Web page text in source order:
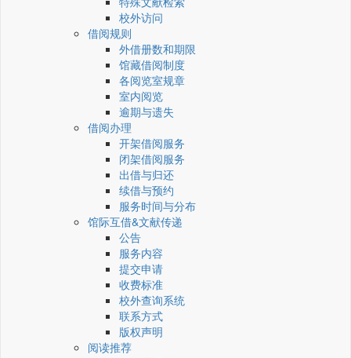
校外访问
借阅规则
外借册数和期限
馆藏借阅制度
各阅览室规章
室内阅览
逾期与遗失
借阅办理
开架借阅服务
闭架借阅服务
出借与归还
续借与预约
服务时间与分布
馆际互借&文献传递
公告
服务内容
提交申请
收费标准
校外查询系统
联系方式
版权声明
阅读推荐